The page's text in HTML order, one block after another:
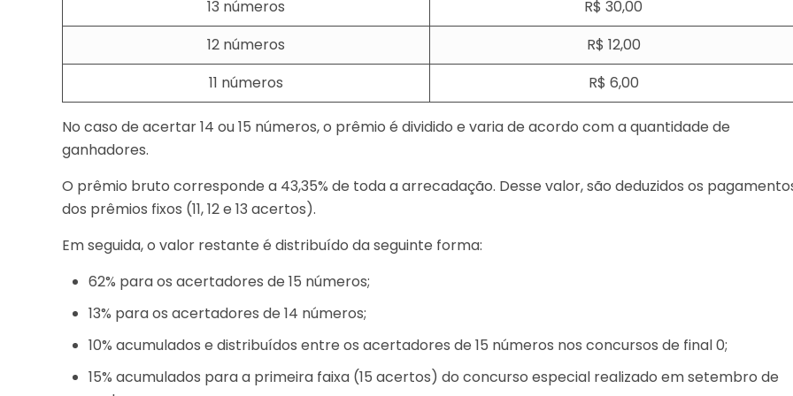
13 números
R$ 30,00
12 números
R$ 12,00
11 números
R$ 6,00
No caso de acertar 14 ou 15 números, o prêmio é dividido e varia de acordo com a quantidade de
ganhadores.
O prêmio bruto corresponde a 43,35% de toda a arrecadação. Desse valor, são deduzidos os
dos prêmios fixos (11, 12 e 13 acertos).
Em seguida, o valor restante é distribuído da seguinte forma:
62% para os acertadores de 15 números;
13% para os acertadores de 14 números;
10% acumulados e distribuídos entre os acertadores de 15 números nos concursos de final 0;
15% acumulados para a primeira faixa (15 acertos) do concurso especial realizado em setembro de